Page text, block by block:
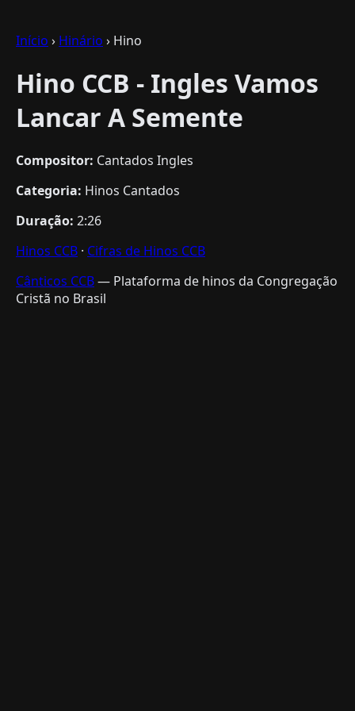
Início › Hinário › Hino
Hino CCB - Ingles Vamos
Lancar A Semente
Compositor: Cantados Ingles
Categoria: Hinos Cantados
Duração: 2:26
Hinos CCB · Cifras de Hinos CCB
Cânticos CCB— Plataforma de hinos da Congregação
Cristã no Brasil